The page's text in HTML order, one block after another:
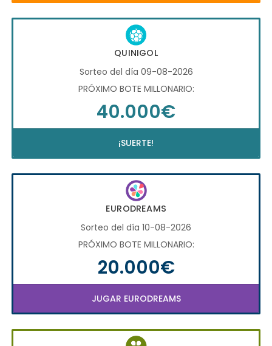
QUINIGOL
Sorteo del día 09-08-2026
PRÓXIMO BOTE MILLONARIO:
40.000€
¡SUERTE!
EURODREAMS
Sorteo del día 10-08-2026
PRÓXIMO BOTE MILLONARIO:
20.000€
JUGAR EURODREAMS